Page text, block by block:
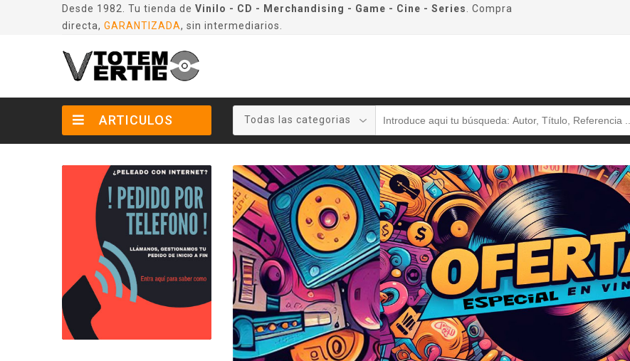
Desde 1982. Tu tienda de Vinilo - CD - Merchandising - Game - Cine - Series
. Compra
directa, GARANTIZADA, sin intermediarios.
ARTICULOS Todas las categorias